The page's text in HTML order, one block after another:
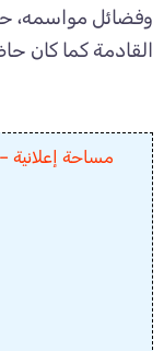
وفضائل مواسمه،
القادمة كما كان
مساحة